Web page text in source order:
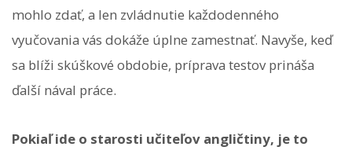
mohlo zdať, a len zvládnutie každodenného
vyučovania vás dokáže úplne zamestnať. Navyše, keď
sa blíži skúškové obdobie, príprava testov prináša
ďalší nával práce.
Pokiaľ ide o starosti učiteľov angličtiny, je to